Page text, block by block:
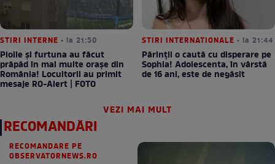
STIRI INTERNE • la 21:50
Ploile și furtuna au făcut
prăpăd în mai multe orașe din
România! Locuitorii au primit
mesaje RO-Alert | FOTO
STIRI INTERNATIONALE • la 21:44
Părinții o caută cu disperare pe
Sophia! Adolescenta, în vârstă
de 16 ani, este de negăsit
VEZI MAI MULT
RECOMANDĂRI
RECOMANDARE PE
OBSERVATORNEWS.RO